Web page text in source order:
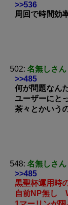
>>536
周回で時間効
502: 名無しさん
>>485
何が問題なん
ユーザーにと
茶々とかいう
548: 名無しさん
>>485
黒聖杯運用時
自前NP無し